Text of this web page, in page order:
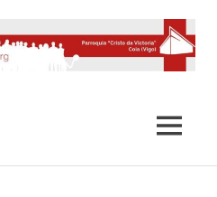
MENÚ